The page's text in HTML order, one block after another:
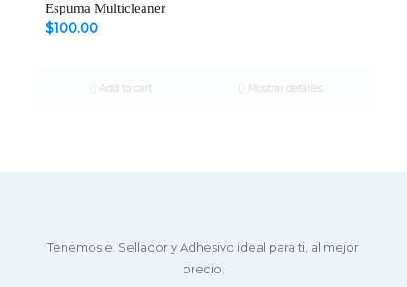
Espuma Multicleaner
$100.00
Add to cart Mostrar detalles
Tenemos el Sellador y Adhesivo ideal para ti, al mejor
precio.